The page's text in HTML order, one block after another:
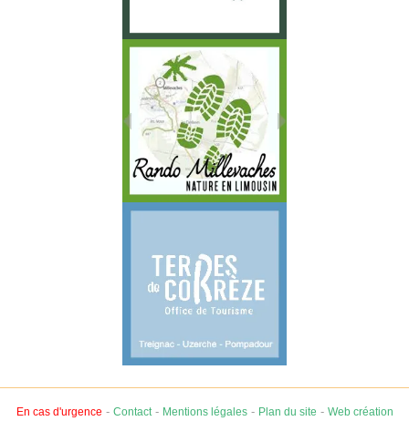
En cas d'urgence - Contact- Mentions légales- Plan du site - Web création